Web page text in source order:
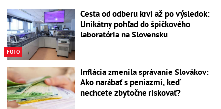
FOTO
Cesta od odberu krvi až po výsledok:
Unikátny pohľad do špičkového
laboratória na Slovensku
Inflácia zmenila správanie Slovákov:
Ako narábať s peniazmi, keď
nechcete zbytočne riskovať?